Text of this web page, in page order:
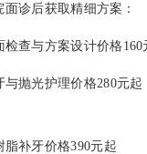
诊后获取精细方案：
检查与方案设计价格160
与抛光护理价格280元起
脂补牙价格390元起